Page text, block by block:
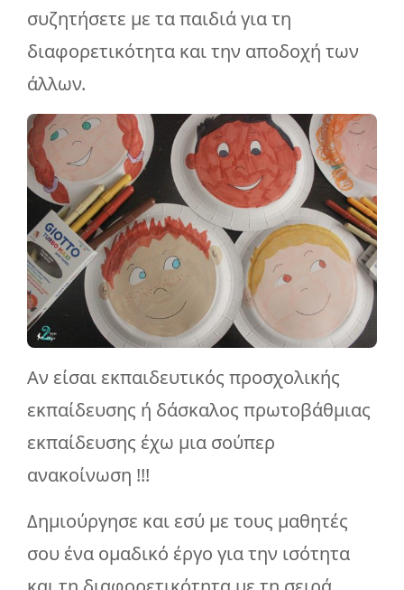
συζητήσετε με τα παιδιά για τη
διαφορετικότητα και την αποδοχή των
άλλων.
Αν είσαι εκπαιδευτικός προσχολικής
εκπαίδευσης ή δάσκαλος πρωτοβάθμιας
εκπαίδευσης έχω μια σούπερ
ανακοίνωση !!!
Δημιούργησε και εσύ με τους μαθητές
σου ένα ομαδικό έργο για την ισότητα